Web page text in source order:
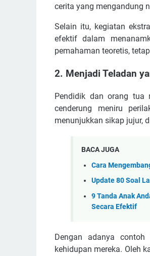
cerita yang mengandung
Selain itu, kegiatan
efektif dalam
pemahaman teoretis,
2. Menjadi Teladan
Pendidik dan orang tua
cenderung meniru
menunjukkan sikap jujur,
BACA JUGA
Cara
Update 80 Soal
9 Tanda Anak
Secara Efektif
Dengan adanya
kehidupan mereka. Oleh